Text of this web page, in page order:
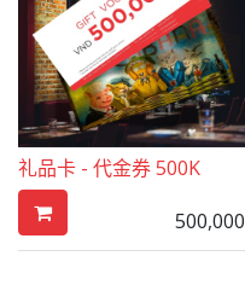
礼品卡 - 代金券 500K
500,000